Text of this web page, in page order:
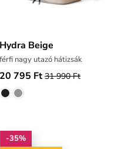
Hydra Beige
férfi nagy utazó hátizsák
20 795 Ft 31 990 Ft
-35%